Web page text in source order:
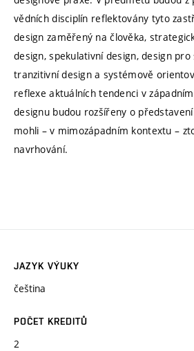
vědních disciplín reflektovány tyto
design zaměřený na člověka,
design, spekulativní design, design pro
tranzitivní design a systémově
reflexe aktuálních tendenci v
designu budou rozšířeny o
mohli – v mimozápadním kontextu –
navrhování.
JAZYK VÝUKY
čeština
POČET KREDITŮ
2